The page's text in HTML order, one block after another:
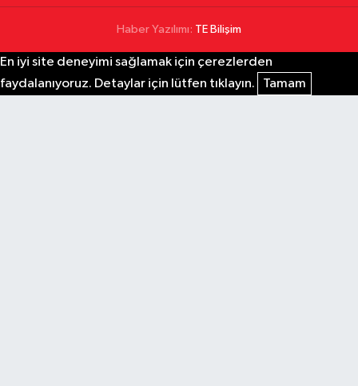
Haber Yazılımı: TE Bilişim
En iyi site deneyimi sağlamak için çerezlerden
faydalanıyoruz. Detaylar için lütfen tıklayın.
Tamam